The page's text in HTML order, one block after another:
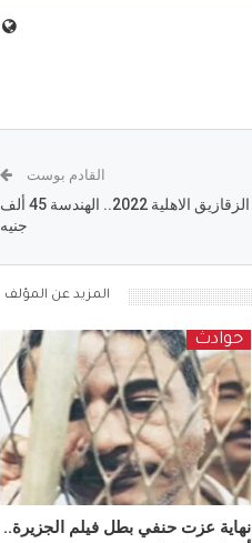
القادم بوست
مصاريف جامعة الزقازيق الاهلية 2022.. الهندسة 45 ألف
جنيه
المزيد عن المؤلف
حوادث
نهاية عزت حنفي بطل فيلم الجزيرة..